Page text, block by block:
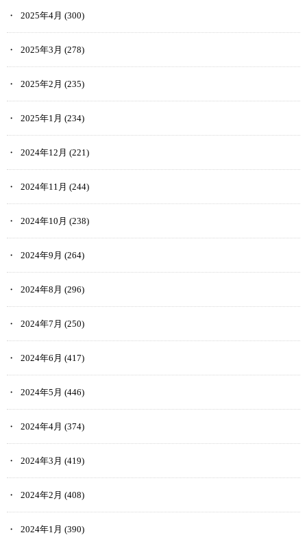
2025年4月 (300)
2025年3月 (278)
2025年2月 (235)
2025年1月 (234)
2024年12月 (221)
2024年11月 (244)
2024年10月 (238)
2024年9月 (264)
2024年8月 (296)
2024年7月 (250)
2024年6月 (417)
2024年5月 (446)
2024年4月 (374)
2024年3月 (419)
2024年2月 (408)
2024年1月 (390)